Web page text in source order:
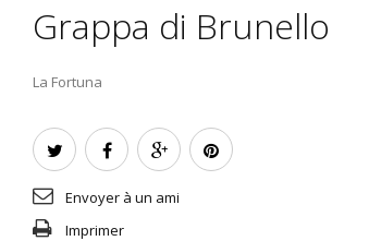
Grappa di Brunello
La Fortuna
Envoyer à un ami
Imprimer